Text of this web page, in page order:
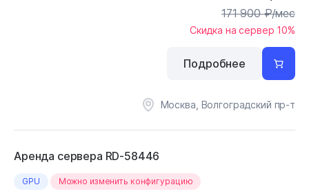
171 900₽/мес
Скидка на сервер 10%
Москва, Волгоградский пр-т
Подробнее
Аренда сервера RD-58446
GPU Можно изменить конфигурацию